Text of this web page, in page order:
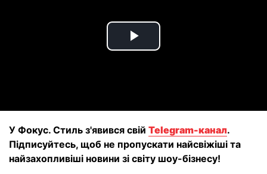
Play
У Фокус. Стиль з'явився свій Telegram-канал.
Підписуйтесь, щоб не пропускати найсвіжіші та
найзахопливіші новини зі світу шоу-бізнесу!